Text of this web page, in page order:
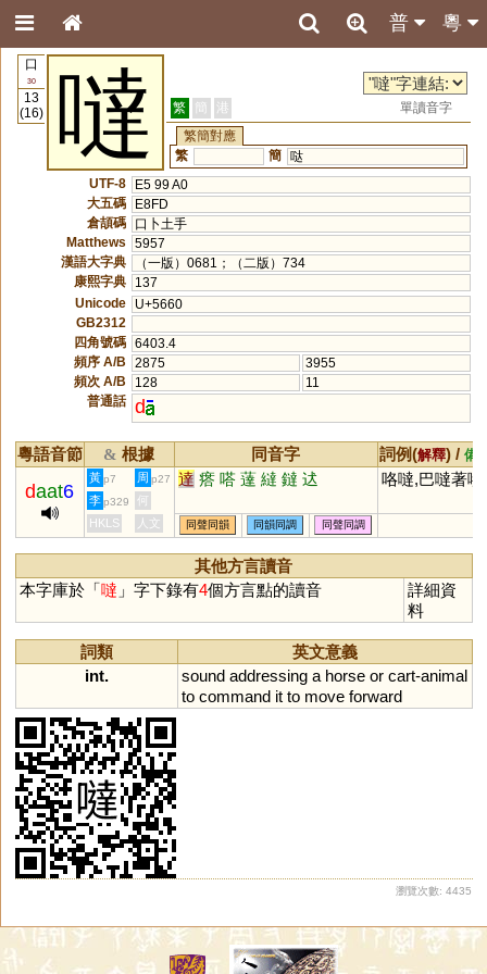
粵
普
口
30
13
(16)
噠 繁 簡 港
單讀音字
繁簡對應
繁
簡 哒
UTF-8
E5 99 A0
大五碼
E8FD
倉頡碼
口卜土手
Matthews
5957
漢語大字典
（一版）0681；（二版）734
康熙字典
137
Unicode
U+5660
GB2312
四角號碼 6403.4
頻序 A/B
2875
3955
頻次 A/B
128
11
普通話 d
粵語音節 & 根據 同音字 詞例(解釋) / 備
daat6
黃 p7 周 p27 達 瘩 嗒 薘 繨 鐽 迖 咯噠,巴噠著嘴
李 p329
何
HKLS
人文 同聲同韻 同韻同調 同聲同調
其他方言讀音
本字庫於「 噠 」字下錄有4個方言點的讀音
詳細資
料
詞類
英文意義
int.
sound addressing a horse or cart-animal
to command it to move forward
瀏覽次數: 4435